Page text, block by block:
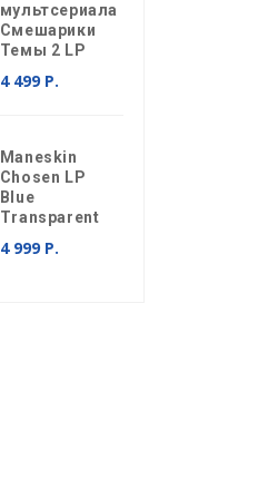
мультсериала
Смешарики
Темы 2 LP
4 499 Р.
Maneskin
Chosen LP
Blue
Transparent
4 999 Р.